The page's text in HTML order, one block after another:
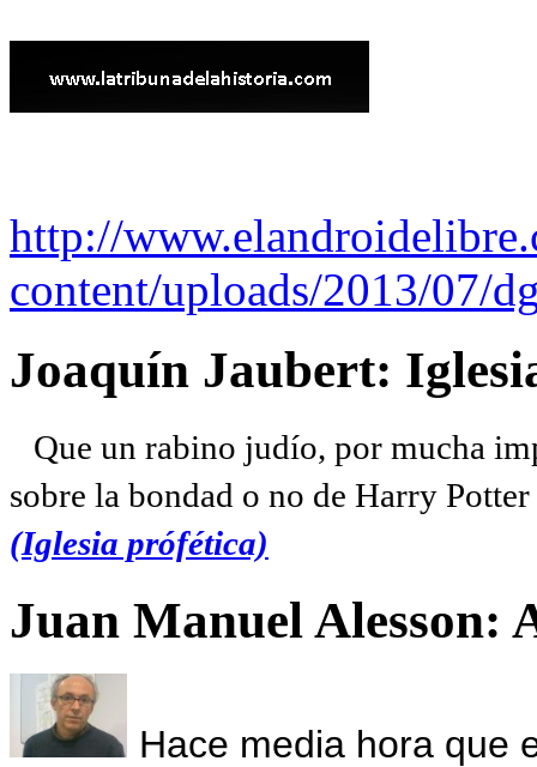
http://
content/uploads/2013/07/
Joaquín Jaubert:
Que un rabino judío, por mucha
sobre la bondad o no de Harry
(Iglesia prófética)
Juan Manuel Alesson:
Hace media hora que